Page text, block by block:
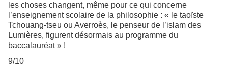
les choses changent, même pour ce qui concerne
l’enseignement scolaire de la philosophie : « le taoïste
Tchouang-tseu ou Averroès, le penseur de l’islam des
Lumières, figurent désormais au programme du
baccalauréat » !
9/10